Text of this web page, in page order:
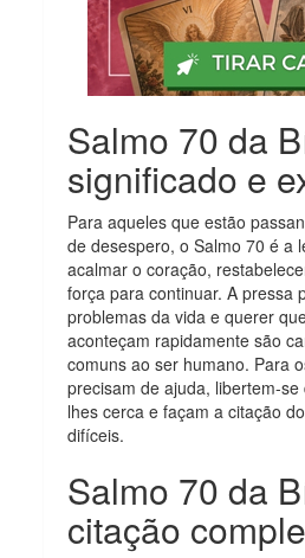
Salmo 70 da
significado e
Para aqueles que estão
de desespero, o Salmo 70 é a
acalmar o coração,
força para continuar. A pressa
problemas da vida e querer
aconteçam rapidamente são
comuns ao ser humano. Para
precisam de ajuda, libertem-
lhes cerca e façam a citação
difíceis.
Salmo 70 da
citação